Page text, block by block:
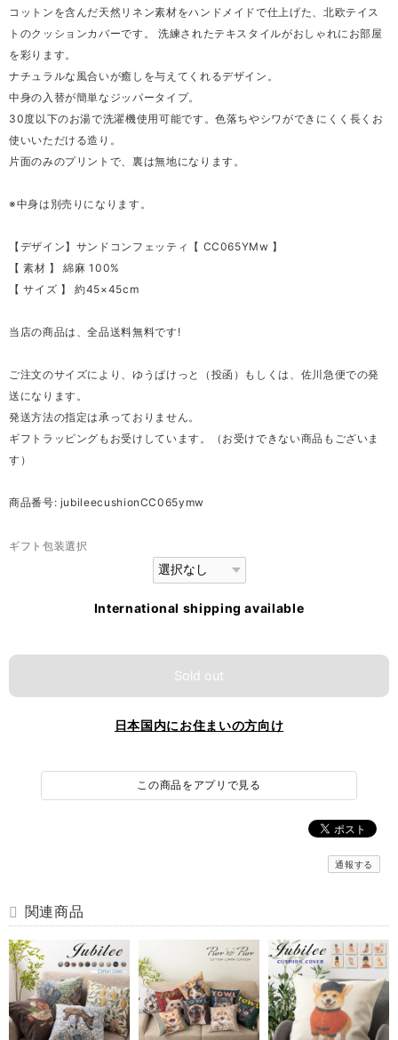
コットンを含んだ天然リネン素材をハンドメイドで仕上げた、北欧テイス
トのクッションカバーです。 洗練されたテキスタイルがおしゃれにお部屋
を彩ります。
ナチュラルな風合いが癒しを与えてくれるデザイン。
中身の入替が簡単なジッパータイプ。
30度以下のお湯で洗濯機使用可能です。色落ちやシワができにくく長くお
使いいただける造り。
片面のみのプリントで、裏は無地になります。
※中身は別売りになります。
【デザイン】サンドコンフェッティ【 CC065YMw 】
【 素材 】 綿麻 100%
【 サイズ 】 約45×45cm
当店の商品は、全品送料無料です!
ご注文のサイズにより、ゆうぱけっと（投函）もしくは、佐川急便での発
送になります。
発送方法の指定は承っておりません。
ギフトラッピングもお受けしています。（お受けできない商品もございま
す）
商品番号: jubileecushionCC065ymw
ギフト包装選択
International shipping available
Sold out
日本国内にお住まいの方向け
この商品をアプリで見る
通報する
関連商品